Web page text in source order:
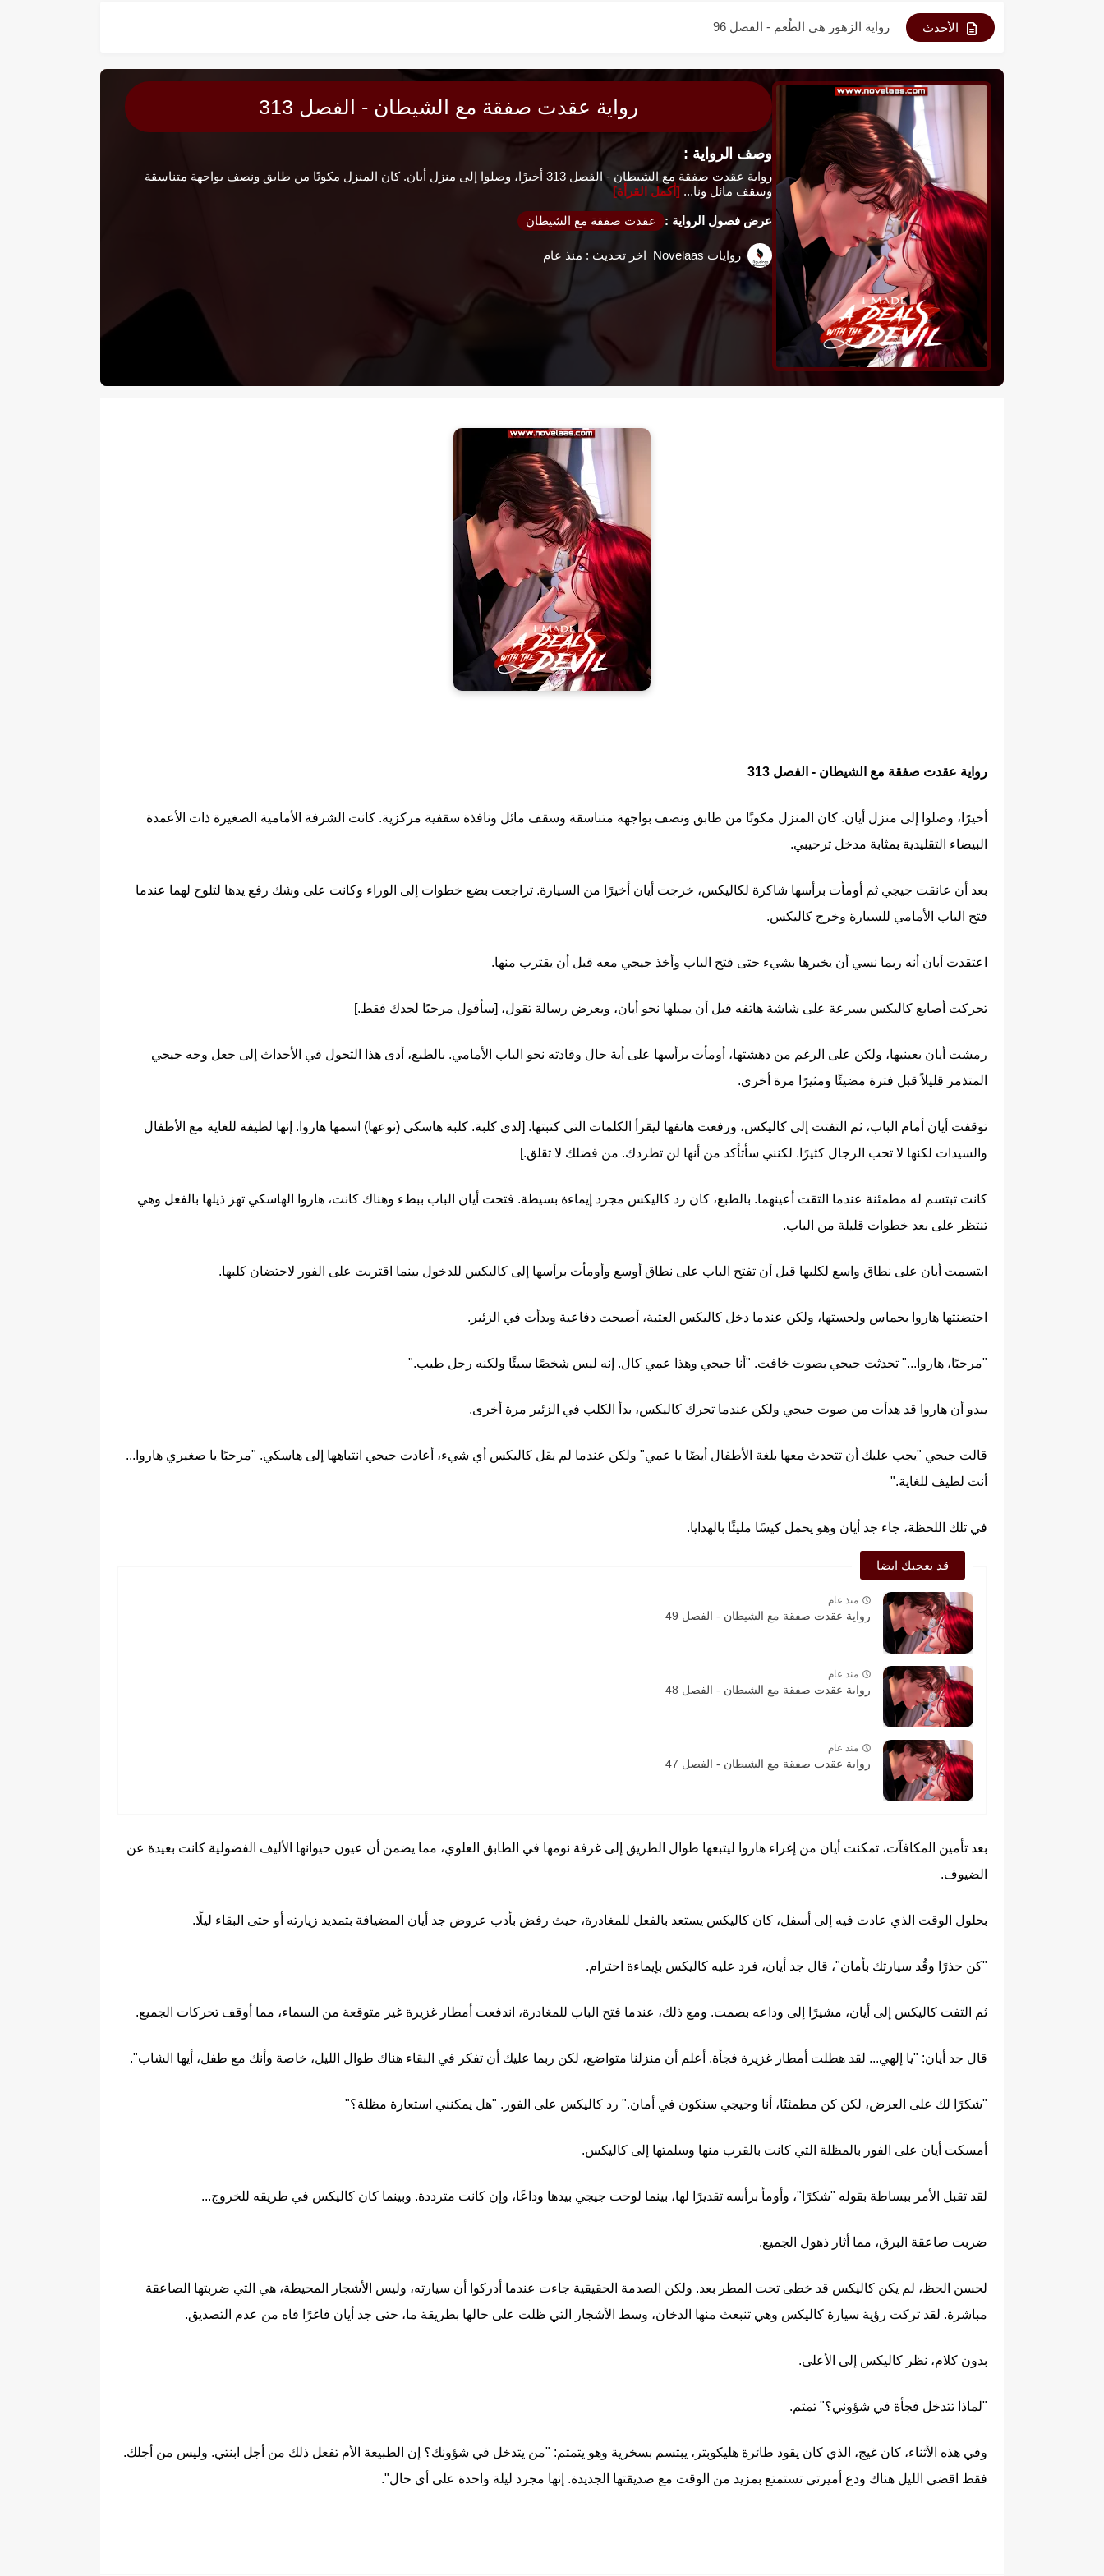
الأحدث رواية الزهور هي الطُعم - الفصل 95
رواية الزهور هي الطُعم - الفصل 94
رواية الزهور هي الطُعم - الفصل 93
رواية الزهور هي الطُعم - الفصل 92
رواية الزهور هي الطُعم - الفصل 91
رواية الزهور هي الطُعم - الفصل 90
رواية الزهور هي الطُعم - الفصل 89
رواية عقدت صفقة مع الشيطان - الفصل 313
وصف الرواية :
رواية عقدت صفقة مع الشيطان - الفصل 313 أخيرًا، وصلوا إلى منزل أيان. كان المنزل مكونًا من طابق ونصف بواجهة متناسقة
وسقف مائل ونا... [أكمل القرأة]
عرض فصول الرواية : عقدت صفقة مع الشيطان
روايات Novelaas اخر تحديث : منذ عام
رواية عقدت صفقة مع الشيطان - الفصل 313
أخيرًا، وصلوا إلى منزل أيان. كان المنزل مكونًا من طابق ونصف بواجهة متناسقة وسقف مائل ونافذة سقفية مركزية. كانت الشرفة الأمامية الصغيرة ذات الأعمدة
البيضاء التقليدية بمثابة مدخل ترحيبي.
بعد أن عانقت جيجي ثم أومأت برأسها شاكرة لكاليكس، خرجت أيان أخيرًا من السيارة. تراجعت بضع خطوات إلى الوراء وكانت على وشك رفع يدها لتلوح لهما عندما
فتح الباب الأمامي للسيارة وخرج كاليكس.
اعتقدت أيان أنه ربما نسي أن يخبرها بشيء حتى فتح الباب وأخذ جيجي معه قبل أن يقترب منها.
تحركت أصابع كاليكس بسرعة على شاشة هاتفه قبل أن يميلها نحو أيان، ويعرض رسالة تقول، [سأقول مرحبًا لجدك فقط.]
رمشت أيان بعينيها، ولكن على الرغم من دهشتها، أومأت برأسها على أية حال وقادته نحو الباب الأمامي. بالطبع، أدى هذا التحول في الأحداث إلى جعل وجه جيجي
المتذمر قليلاً قبل فترة مضيئًا ومثيرًا مرة أخرى.
توقفت أيان أمام الباب، ثم التفتت إلى كاليكس، ورفعت هاتفها ليقرأ الكلمات التي كتبتها. [لدي كلبة. كلبة هاسكي (نوعها) اسمها هاروا. إنها لطيفة للغاية مع الأطفال
والسيدات لكنها لا تحب الرجال كثيرًا. لكنني سأتأكد من أنها لن تطردك. من فضلك لا تقلق.]
كانت تبتسم له مطمئنة عندما التقت أعينهما. بالطبع، كان رد كاليكس مجرد إيماءة بسيطة. فتحت أيان الباب ببطء وهناك كانت، هاروا الهاسكي تهز ذيلها بالفعل وهي
تنتظر على بعد خطوات قليلة من الباب.
ابتسمت أيان على نطاق واسع لكلبها قبل أن تفتح الباب على نطاق أوسع وأومأت برأسها إلى كاليكس للدخول بينما اقتربت على الفور لاحتضان كلبها.
احتضنتها هاروا بحماس ولحستها، ولكن عندما دخل كاليكس العتبة، أصبحت دفاعية وبدأت في الزئير.
"مرحبًا، هاروا..." تحدثت جيجي بصوت خافت. "أنا جيجي وهذا عمي كال. إنه ليس شخصًا سيئًا ولكنه رجل طيب."
يبدو أن هاروا قد هدأت من صوت جيجي ولكن عندما تحرك كاليكس، بدأ الكلب في الزئير مرة أخرى.
قالت جيجي "يجب عليك أن تتحدث معها بلغة الأطفال أيضًا يا عمي" ولكن عندما لم يقل كاليكس أي شيء، أعادت جيجي انتباهها إلى هاسكي. "مرحبًا يا صغيري هاروا...
أنت لطيف للغاية."
في تلك اللحظة، جاء جد أيان وهو يحمل كيسًا مليئًا بالهدايا.
قد يعجبك ايضا
منذ عام
رواية عقدت صفقة مع الشيطان - الفصل 49
منذ عام
رواية عقدت صفقة مع الشيطان - الفصل 48
منذ عام
رواية عقدت صفقة مع الشيطان - الفصل 47
بعد تأمين المكافآت، تمكنت أيان من إغراء هاروا ليتبعها طوال الطريق إلى غرفة نومها في الطابق العلوي، مما يضمن أن عيون حيوانها الأليف الفضولية كانت بعيدة عن
الضيوف.
بحلول الوقت الذي عادت فيه إلى أسفل، كان كاليكس يستعد بالفعل للمغادرة، حيث رفض بأدب عروض جد أيان المضيافة بتمديد زيارته أو حتى البقاء ليلًا.
"كن حذرًا وقُد سيارتك بأمان"، قال جد أيان، فرد عليه كاليكس بإيماءة احترام.
ثم التفت كاليكس إلى أيان، مشيرًا إلى وداعه بصمت. ومع ذلك، عندما فتح الباب للمغادرة، اندفعت أمطار غزيرة غير متوقعة من السماء، مما أوقف تحركات الجميع.
قال جد أيان: "يا إلهي... لقد هطلت أمطار غزيرة فجأة. أعلم أن منزلنا متواضع، لكن ربما عليك أن تفكر في البقاء هناك طوال الليل، خاصة وأنك مع طفل، أيها الشاب".
"شكرًا لك على العرض، لكن كن مطمئنًا، أنا وجيجي سنكون في أمان." رد كاليكس على الفور. "هل يمكنني استعارة مظلة؟"
أمسكت أيان على الفور بالمظلة التي كانت بالقرب منها وسلمتها إلى كاليكس.
لقد تقبل الأمر ببساطة بقوله "شكرًا"، وأومأ برأسه تقديرًا لها، بينما لوحت جيجي بيدها وداعًا، وإن كانت مترددة. وبينما كان كاليكس في طريقه للخروج...
ضربت صاعقة البرق، مما أثار ذهول الجميع.
لحسن الحظ، لم يكن كاليكس قد خطى تحت المطر بعد. ولكن الصدمة الحقيقية جاءت عندما أدركوا أن سيارته، وليس الأشجار المحيطة، هي التي ضربتها الصاعقة
مباشرة. لقد تركت رؤية سيارة كاليكس وهي تنبعث منها الدخان، وسط الأشجار التي ظلت على حالها بطريقة ما، حتى جد أيان فاغرًا فاه من عدم التصديق.
بدون كلام، نظر كاليكس إلى الأعلى.
"لماذا تتدخل فجأة في شؤوني؟" تمتم.
وفي هذه الأثناء، كان غيج، الذي كان يقود طائرة هليكوبتر، يبتسم بسخرية وهو يتمتم: "من يتدخل في شؤونك؟ إن الطبيعة الأم تفعل ذلك من أجل ابنتي. وليس من أجلك.
فقط اقضي الليل هناك ودع أميرتي تستمتع بمزيد من الوقت مع صديقتها الجديدة. إنها مجرد ليلة واحدة على أي حال".